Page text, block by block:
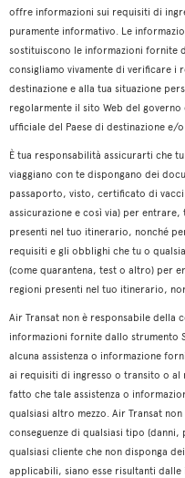
offre informazioni sui requisiti di
puramente informativo. Le
sostituiscono le informazioni fornite
consigliamo vivamente di verificare i
destinazione e alla tua situazione
regolarmente il sito Web del governo
ufficiale del Paese di destinazione e/
È tua responsabilità assicurarti che
viaggiano con te dispongano dei
passaporto, visto, certificato di
assicurazione e così via) per
presenti nel tuo itinerario, nonché
requisiti e gli obblighi che tu o
(come quarantena, test o altro) per
regioni presenti nel tuo itinerario,
Air Transat non è responsabile della
informazioni fornite dallo strumento
alcuna assistenza o informazione
ai requisiti di ingresso o transito o
fatto che tale assistenza o
qualsiasi altro mezzo. Air Transat
conseguenze di qualsiasi tipo
qualsiasi cliente che non disponga
applicabili, siano esse risultanti